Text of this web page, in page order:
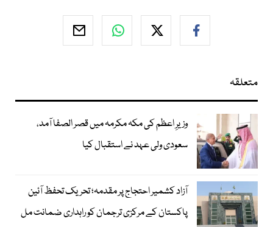
متعلقہ
وزیرِ اعظم کی مکہ مکرمہ میں قصر الصفا آمد،
سعودی ولی عہد نے استقبال کیا
آزاد کشمیر احتجاج پر مقدمہ؛ تحریک تحفظ آئین
پاکستان کے مرکزی ترجمان کو راہداری ضمانت مل